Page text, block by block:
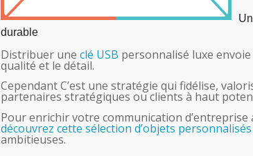
durable
Distribuer uneclé USB personnalisé luxe
qualité et le détail.
Cependant C’est une stratégie qui fidélise,
partenaires stratégiques ou clients à haut
Pour enrichir votre communication
découvrez cette sélection d’objets personnalisés
ambitieuses.